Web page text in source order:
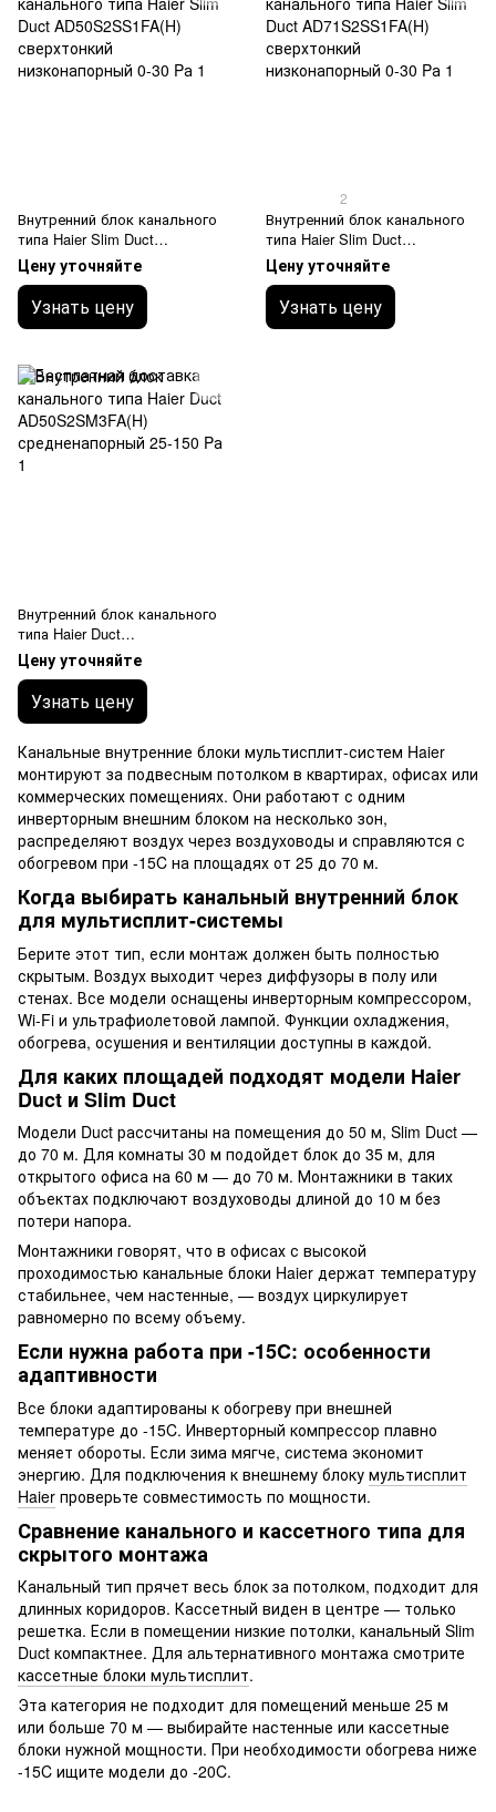
Внутренний блок канального
типа Haier Slim Duct
AD50S2SS1FA(H) сверхтонкий
низконапорный 0-30 Pа
Цену уточняйте
Узнать цену
2
Внутренний блок канального
типа Haier Slim Duct
AD71S2SS1FA(H) сверхтонкий
низконапорный 0-30 Pа
Цену уточняйте
Узнать цену
Внутренний блок канального
типа Haier Duct
AD50S2SM3FA(H)
средненапорный 25-150 Pа
Цену уточняйте
Узнать цену
Канальные внутренние блоки мультисплит-систем Haier
монтируют за подвесным потолком в квартирах, офисах или
коммерческих помещениях. Они работают с одним
инверторным внешним блоком на несколько зон,
распределяют воздух через воздуховоды и справляются с
обогревом при -15C на площадях от 25 до 70 м.
Когда выбирать канальный внутренний блок
для мультисплит-системы
Берите этот тип, если монтаж должен быть полностью
скрытым. Воздух выходит через диффузоры в полу или
стенах. Все модели оснащены инверторным компрессором,
Wi-Fi и ультрафиолетовой лампой. Функции охладжения,
обогрева, осушения и вентиляции доступны в каждой.
Для каких площадей подходят модели Haier
Duct и Slim Duct
Модели Duct рассчитаны на помещения до 50 м, Slim Duct —
до 70 м. Для комнаты 30 м подойдет блок до 35 м, для
открытого офиса на 60 м — до 70 м. Монтажники в таких
объектах подключают воздуховоды длиной до 10 м без
потери напора.
Монтажники говорят, что в офисах с высокой
проходимостью канальные блоки Haier держат температуру
стабильнее, чем настенные, — воздух циркулирует
равномерно по всему объему.
Если нужна работа при -15C: особенности
адаптивности
Все блоки адаптированы к обогреву при внешней
температуре до -15C. Инверторный компрессор плавно
меняет обороты. Если зима мягче, система экономит
энергию. Для подключения к внешнему блоку мультисплит
Haier проверьте совместимость по мощности.
Сравнение канального и кассетного типа для
скрытого монтажа
Канальный тип прячет весь блок за потолком, подходит для
длинных коридоров. Кассетный виден в центре — только
решетка. Если в помещении низкие потолки, канальный Slim
Duct компактнее. Для альтернативного монтажа смотрите
кассетные блоки мультисплит.
Эта категория не подходит для помещений меньше 25 м
или больше 70 м — выбирайте настенные или кассетные
блоки нужной мощности. При необходимости обогрева ниже
-15C ищите модели до -20C.